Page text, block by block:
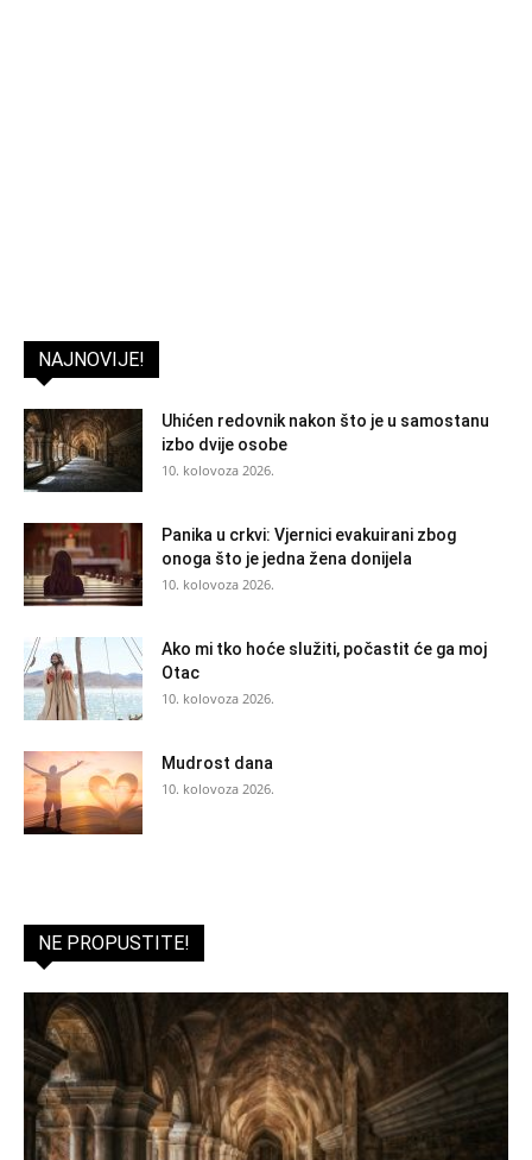
NAJNOVIJE!
Uhićen redovnik nakon što je u samostanu
izbo dvije osobe
10. kolovoza 2026.
Panika u crkvi: Vjernici evakuirani zbog
onoga što je jedna žena donijela
10. kolovoza 2026.
Ako mi tko hoće služiti, počastit će ga moj
Otac
10. kolovoza 2026.
Mudrost dana
10. kolovoza 2026.
NE PROPUSTITE!